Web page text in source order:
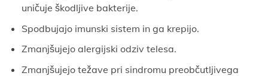
uničuje škodljive bakterije.
Spodbujajo imunski sistem in ga krepijo.
Zmanjšujejo alergijski odziv telesa.
Zmanjšujejo težave pri sindromu preobčutljivega